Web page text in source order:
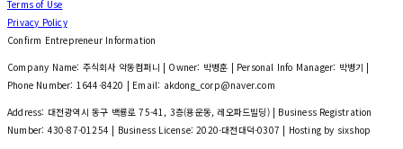
Terms of Use
Privacy Policy
Confirm Entrepreneur Information
Company Name: 주식회사 악동컴퍼니 | Owner: 박병훈 | Personal Info Manager: 박병기 |
Phone Number: 1644-8420 | Email: akdong_corp@naver.com
Address: 대전광역시 동구 백룡로 75-41, 3층(용운동, 레오파드빌딩) | Business Registration
Number: 430-87-01254 | Business License:2020-대전대덕-0307 | Hosting by sixshop